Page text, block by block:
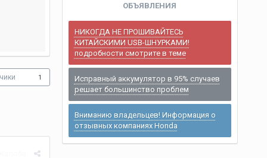
1
ОБЪЯВЛЕНИЯ
НИКОГДА НЕ ПРОШИВАЙТЕСЬ
КИТАЙСКИМИ USB-ШНУРКАМИ!
подробности смотрите в теме
Исправный аккумулятор в 95% случаев
решает большинство проблем
Вниманию владельцев! Информация о
отзывных компаниях Honda